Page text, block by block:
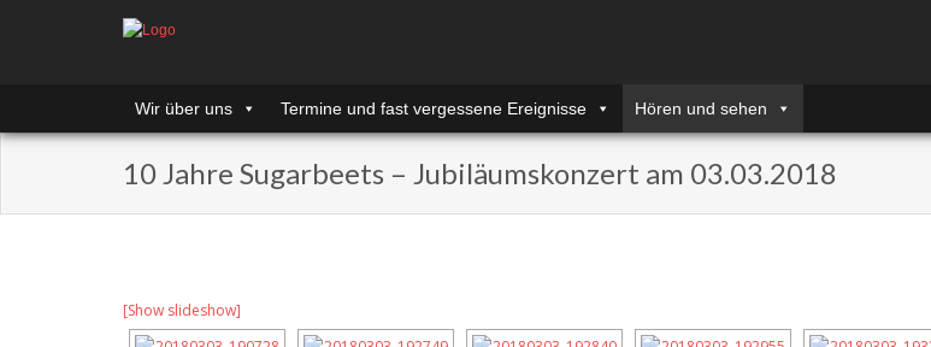
Wir über uns Termine und fast vergessene Ereignisse Hören und sehen
10 Jahre Sugarbeets – Jubiläumskonzert am 03.03.2018
[Show slideshow]